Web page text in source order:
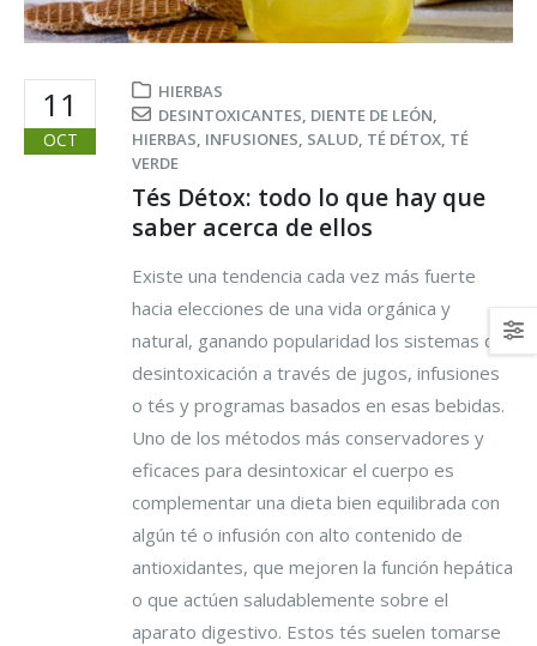
11
OCT
HIERBAS
DESINTOXICANTES, DIENTE DE LEÓN,
HIERBAS, INFUSIONES, SALUD, TÉ DÉTOX, TÉ
VERDE
Tés Détox: todo lo que hay que
saber acerca de ellos
Existe una tendencia cada vez más fuerte
hacia elecciones de una vida orgánica y
natural, ganando popularidad los sistemas de
desintoxicación a través de jugos, infusiones
o tés y programas basados en esas bebidas.
Uno de los métodos más conservadores y
eficaces para desintoxicar el cuerpo es
complementar una dieta bien equilibrada con
algún té o infusión con alto contenido de
antioxidantes, que mejoren la función hepática
o que actúen saludablemente sobre el
aparato digestivo. Estos tés suelen tomarse